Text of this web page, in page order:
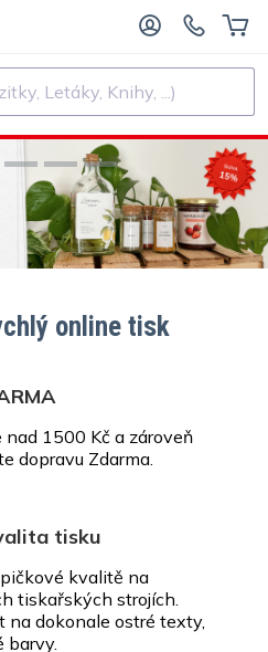
Letáky, Knihy, ...)
online tisk
nad 1500 Kč a zároveň
dopravu Zdarma.
tisku
kvalitě na
tiskařských strojích.
na dokonale ostré texty,
barvy.